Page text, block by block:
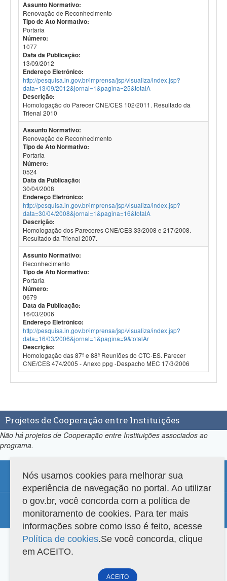
Assunto Normativo:
Renovação de Reconhecimento
Tipo de Ato Normativo:
Portaria
Número:
1077
Data da Publicação:
13/09/2012
Endereço Eletrônico:
http://pesquisa.in.gov.br/imprensa/jsp/visualiza/index.jsp?
data=13/09/2012&jornal=1&pagina=25&totalA
Descrição:
Homologação do Parecer CNE/CES 102/2011. Resultado da
Trienal 2010
Assunto Normativo:
Renovação de Reconhecimento
Tipo de Ato Normativo:
Portaria
Número:
0524
Data da Publicação:
30/04/2008
Endereço Eletrônico:
http://pesquisa.in.gov.br/imprensa/jsp/visualiza/index.jsp?
data=30/04/2008&jornal=1&pagina=16&totalA
Descrição:
Homologação dos Pareceres CNE/CES 33/2008 e 217/2008.
Resultado da Trienal 2007.
Assunto Normativo:
Reconhecimento
Tipo de Ato Normativo:
Portaria
Número:
0679
Data da Publicação:
16/03/2006
Endereço Eletrônico:
http://pesquisa.in.gov.br/imprensa/jsp/visualiza/index.jsp?
data=16/03/2006&jornal=1&pagina=9&totalAr
Descrição:
Homologação das 87ª e 88ª Reuniões do CTC-ES. Parecer
CNE/CES 474/2005 - Anexo ppg -Despacho MEC 17/3/2006
Projetos de Cooperação entre Instituições
Não há projetos de Cooperação entre Instituições associados ao
programa.
Compatibilidade
Nós usamos cookies para melhorar sua
experiência de navegação no portal. Ao utilizar
o gov.br, você concorda com a política de
monitoramento de cookies. Para ter mais
informações sobre como isso é feito, acesse
Política de cookies.Se você concorda, clique
em ACEITO.
ACEITO